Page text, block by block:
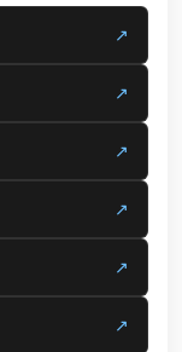
↗
↗
↗
↗
↗
↗